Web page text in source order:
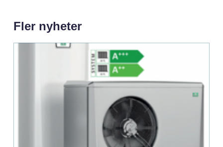
Fler nyheter